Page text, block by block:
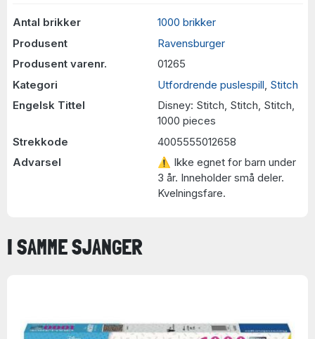
Antal brikker
1000 brikker
Produsent
Ravensburger
Produsent varenr.
01265
Kategori
Utfordrende puslespill Stitch
Engelsk Tittel
Disney: Stitch, Stitch, Stitch,
1000 pieces
Strekkode
4005555012658
Advarsel
⚠ Ikke egnet for barn under
3 år. Inneholder små deler.
Kvelningsfare.
I SAMME SJANGER